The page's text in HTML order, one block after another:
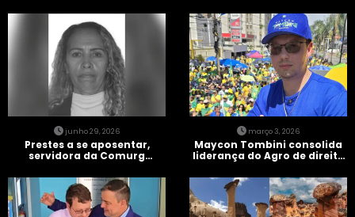
junho 29, 2026
Prestes a se aposentar,
servidora da Comurg
entra em protocolo de
morte encefálica
março 3, 2026
Maycon Tombini consolida
liderança do Agro de direita
Brasil” em Goiânia